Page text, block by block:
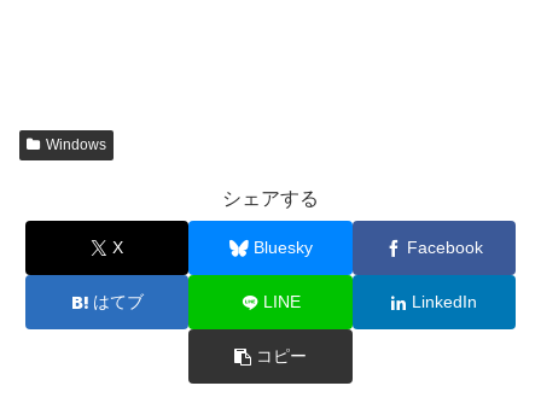
Windows
シェアする
X Bluesky Facebook
はてブ LINE LinkedIn
コピー